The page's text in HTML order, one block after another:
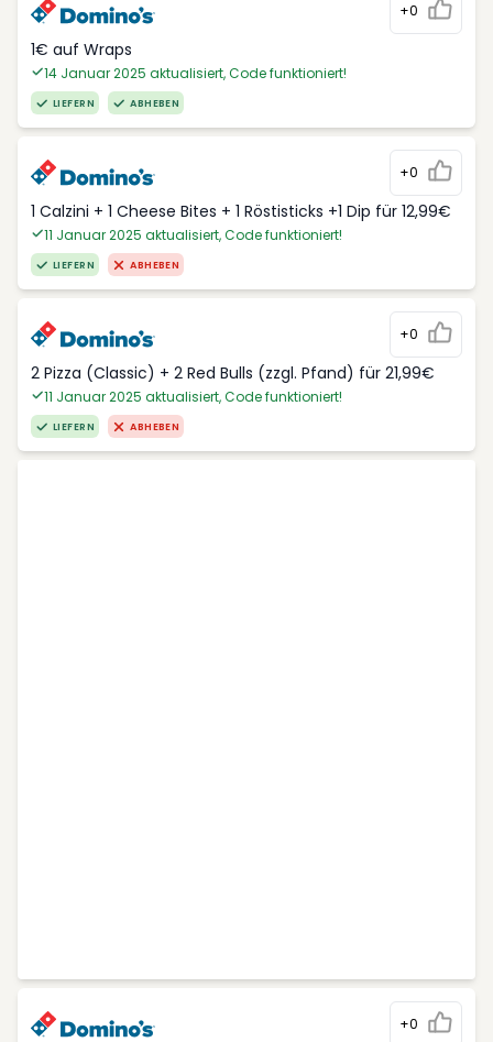
+0
1€ auf Wraps
14 Januar 2025 aktualisiert, Code funktioniert!
LIEFERN ABHEBEN
+0
1 Calzini + 1 Cheese Bites + 1 Röstisticks +1 Dip für 12,99€
11 Januar 2025 aktualisiert, Code funktioniert!
LIEFERN ABHEBEN
+0
2 Pizza (Classic) + 2 Red Bulls (zzgl. Pfand) für 21,99€
11 Januar 2025 aktualisiert, Code funktioniert!
LIEFERN ABHEBEN
+0